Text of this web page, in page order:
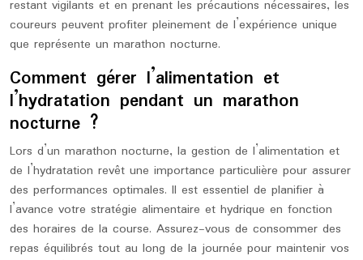
restant vigilants et en prenant les précautions nécessaires, les
coureurs peuvent profiter pleinement de l’expérience unique
que représente un marathon nocturne.
Comment gérer l’alimentation et
l’hydratation pendant un marathon
nocturne ?
Lors d’un marathon nocturne, la gestion de l’alimentation et
de l’hydratation revêt une importance particulière pour assurer
des performances optimales. Il est essentiel de planifier à
l’avance votre stratégie alimentaire et hydrique en fonction
des horaires de la course. Assurez-vous de consommer des
repas équilibrés tout au long de la journée pour maintenir vos